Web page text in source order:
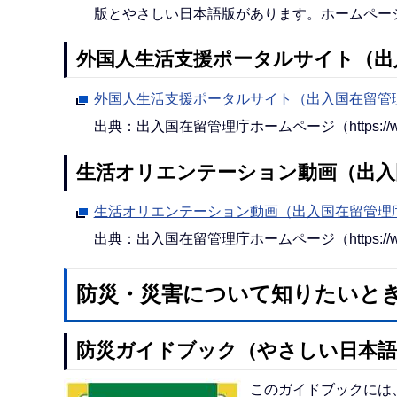
版とやさしい日本語版があります。ホームペ
外国人生活支援ポータルサイト（
外国人生活支援ポータルサイト（出入国在留
出典：出入国在留管理庁ホームページ（
生活オリエンテーション動画（出
生活オリエンテーション動画（出入国在留管
出典：出入国在留管理庁ホームページ（
防災・災害について知りたいと
防災ガイドブック（やさしい日本
このガイドブックに